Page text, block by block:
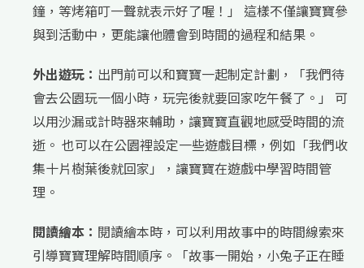
鐘，等烤箱叮一聲就表示好了喔！」 這樣不僅讓寶寶參
與到活動中，更能讓他體會到時間的過程和結果。
外出遊玩： 出門前可以和寶寶一起制定計劃，「我們待
會去公園玩一個小時，玩完後就要回家吃午餐了。」 可
以用沙漏或計時器來輔助，讓寶寶直觀地感受時間的流
逝。 也可以在公園裡設定一些遊戲目標，例如「我們收
集十片樹葉後就回家」，讓寶寶在遊戲中學習時間管
理。
閱讀繪本： 閱讀繪本時，可以利用故事中的時間線索來
引導寶寶理解時間順序。「故事一開始，小兔子正在睡